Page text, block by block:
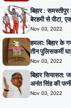
बिहार :
बेरहमी से पीटा,
Nov 03, 2022
हमला: बिहार के
तीन पुलिसकर्मी
Nov 03, 2022
बिहार सियासत:
अनंत सिंह की
Nov 03, 2022